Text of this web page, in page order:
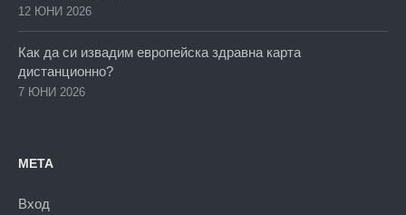
12 ЮНИ 2026
Как да си извадим европейска здравна карта
дистанционно?
7 ЮНИ 2026
МЕТА
Вход